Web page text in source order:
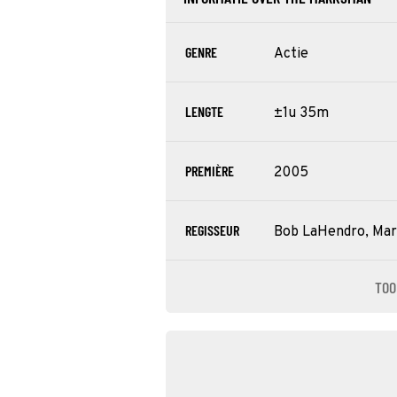
GENRE Actie
LENGTE ±1u 35m
PREMIÈRE 2005
REGISSEUR Bob LaHendro,